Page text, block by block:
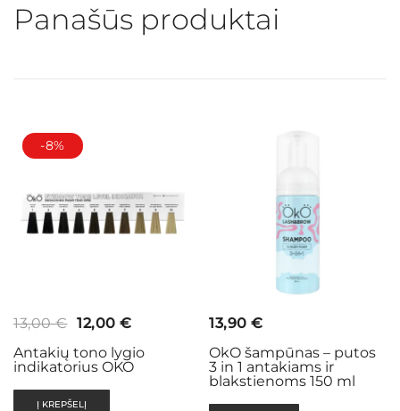
Panašūs produktai
-8%
13,00€ Original
price
was:
13,00 €.
12,00 €Current
price
is:
Antakių tono lygio
indikatorius OKO
Į KREPŠELĮ
13,90 €
OkO šampūnas – putos
3 in 1 antakiams ir
blakstienoms 150 ml